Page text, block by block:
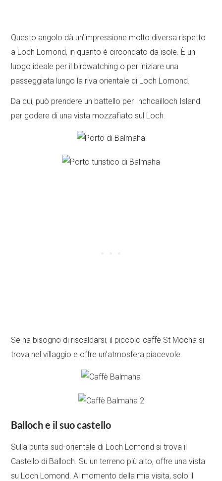
Questo angolo dà un’impressione molto diversa rispetto
a Loch Lomond, in quanto è circondato da isole. È un
luogo ideale per il birdwatching o per iniziare una
passeggiata lungo la riva orientale di Loch Lomond.
Da qui, può prendere un battello per Inchcailloch Island
per godere di una vista mozzafiato sul Loch.
Se ha bisogno di riscaldarsi, il piccolo caffè St Mocha si
trova nel villaggio e offre un’atmosfera piacevole.
Balloch e il suo castello
Sulla punta sud-orientale di Loch Lomond si trova il
Castello di Balloch. Su un terreno più alto, offre una vista
su Loch Lomond. Al momento della mia visita, solo il